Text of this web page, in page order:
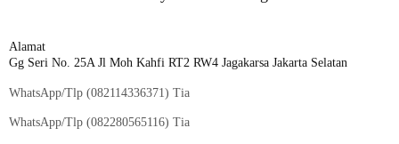
Alamat
Gg Seri No. 25A Jl Moh Kahfi RT2 RW4 Jagakarsa Jakarta Selatan
WhatsApp/Tlp (082114336371) Tia
WhatsApp/Tlp (082280565116) Tia